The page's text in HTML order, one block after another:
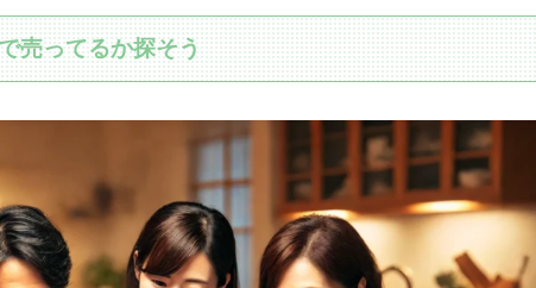
売ってるか探そう